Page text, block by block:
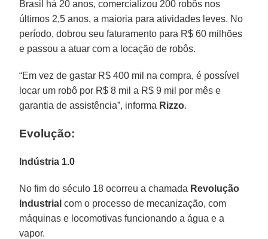
Brasil há 20 anos, comercializou 200 robôs nos
últimos 2,5 anos, a maioria para atividades leves. No
período, dobrou seu faturamento para R$ 60 milhões
e passou a atuar com a locação de robôs.
“Em vez de gastar R$ 400 mil na compra, é possível
locar um robô por R$ 8 mil a R$ 9 mil por mês e
garantia de assistência”, informa Rizzo.
Evolução:
Indústria 1.0
No fim do século 18 ocorreu a chamada Revolução
Industrial com o processo de mecanização, com
máquinas e locomotivas funcionando a água e a
vapor.